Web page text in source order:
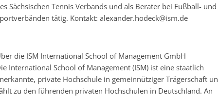
Sächsischen Tennis Verbands und als Berater bei Fußball- und
tätig. Kontakt: alexander.hodeck@ism.de
die ISM International School of Management GmbH
International School of Management (ISM) ist eine staatlich
private Hochschule in gemeinnütziger Trägerschaft
zu den führenden privaten Hochschulen in Deutschland. An